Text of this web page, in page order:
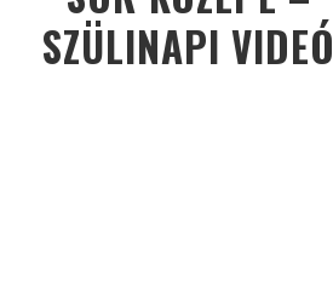
SZÜLINAPI VIDEÓ